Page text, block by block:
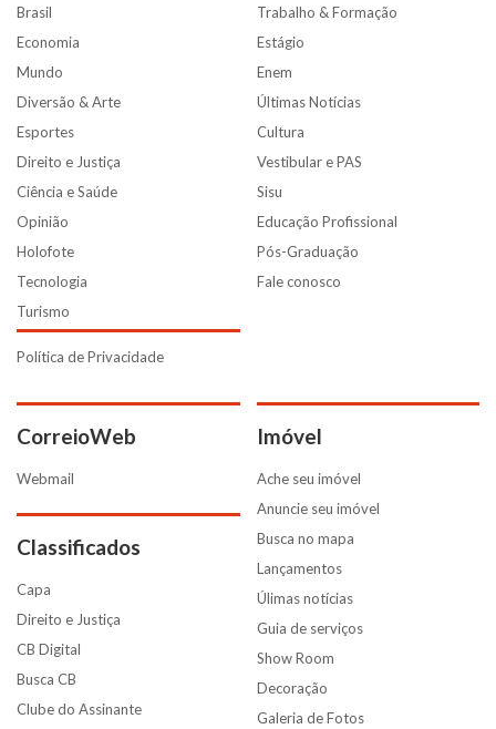
Brasil
Economia
Mundo
Diversão & Arte
Esportes
Direito e Justiça
Ciência e Saúde
Opinião
Holofote
Tecnologia
Turismo
Política de Privacidade
Trabalho & Formação
Estágio
Enem
Últimas Notícias
Cultura
Vestibular e PAS
Sisu
Educação Profissional
Pós-Graduação
Fale conosco
CorreioWeb
Webmail
Classificados
Capa
Direito e Justiça
CB Digital
Busca CB
Clube do Assinante
Imóvel
Ache seu imóvel
Anuncie seu imóvel
Busca no mapa
Lançamentos
Úlimas notícias
Guia de serviços
Show Room
Decoração
Galeria de Fotos